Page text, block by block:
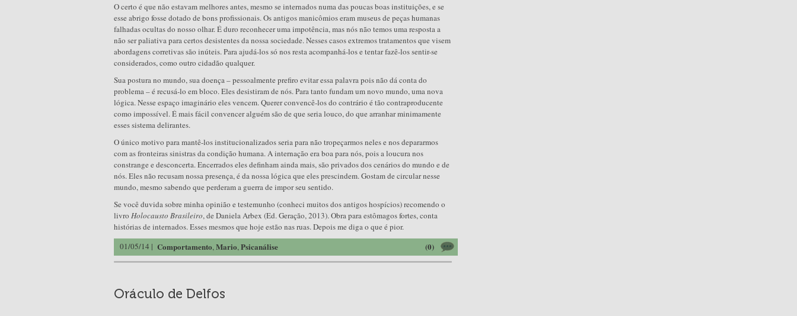
O certo é que não estavam melhores antes, mesmo se internados numa das poucas boas instituições, e se
esse abrigo fosse dotado de bons profissionais. Os antigos manicômios eram museus de peças humanas
falhadas ocultas do nosso olhar. É duro reconhecer uma impotência, mas nós não temos uma resposta a
não ser paliativa para certos desistentes da nossa sociedade. Nesses casos extremos tratamentos que visem
abordagens corretivas são inúteis. Para ajudá-los só nos resta acompanhá-los e tentar fazê-los sentir-se
considerados, como outro cidadão qualquer.
Sua postura no mundo, sua doença – pessoalmente prefiro evitar essa palavra pois não dá conta do
problema – é recusá-lo em bloco. Eles desistiram de nós. Para tanto fundam um novo mundo, uma nova
lógica. Nesse espaço imaginário eles vencem. Querer convencê-los do contrário é tão contraproducente
como impossível. É mais fácil convencer alguém são de que seria louco, do que arranhar minimamente
esses sistema delirantes.
O único motivo para mantê-los institucionalizados seria para não tropeçarmos neles e nos depararmos
com as fronteiras sinistras da condição humana. A internação era boa para nós, pois a loucura nos
constrange e desconcerta. Encerrados eles definham ainda mais, são privados dos cenários do mundo e de
nós. Eles não recusam nossa presença, é da nossa lógica que eles prescindem. Gostam de circular nesse
mundo, mesmo sabendo que perderam a guerra de impor seu sentido.
Se você duvida sobre minha opinião e testemunho (conheci muitos dos antigos hospícios) recomendo o
livro Holocausto Brasileiro, de Daniela Arbex (Ed. Geração, 2013). Obra para estômagos fortes, conta
histórias de internados. Esses mesmos que hoje estão nas ruas. Depois me diga o que é pior.
01/05/14 | Comportamento,Mario,Psicanálise (0)
Oráculo de Delfos